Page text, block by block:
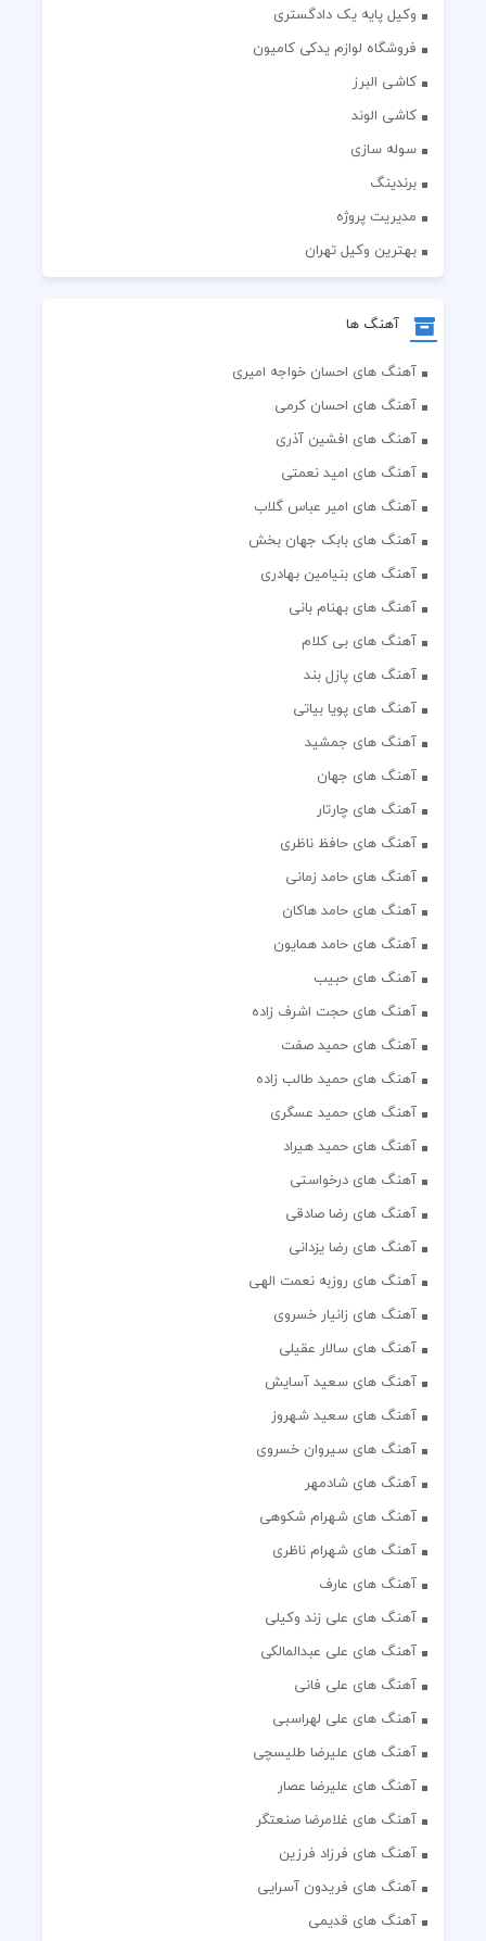
وکیل پایه یک دادگستری
فروشگاه لوازم یدکی کامیون
کاشی البرز
کاشی الوند
سوله سازی
برندینگ
مدیریت پروژه
بهترین وکیل تهران
آهنگ ها
آهنگ های احسان خواجه امیری
آهنگ های احسان کرمی
آهنگ های افشین آذری
آهنگ های امید نعمتی
آهنگ های امیر عباس گلاب
آهنگ های بابک جهان بخش
آهنگ های بنیامین بهادری
آهنگ های بهنام بانی
آهنگ های بی کلام
آهنگ های پازل بند
آهنگ های پویا بیاتی
آهنگ های جمشید
آهنگ های جهان
آهنگ های چارتار
آهنگ های حافظ ناظری
آهنگ های حامد زمانی
آهنگ های حامد هاکان
آهنگ های حامد همایون
آهنگ های حبیب
آهنگ های حجت اشرف زاده
آهنگ های حمید صفت
آهنگ های حمید طالب زاده
آهنگ های حمید عسگری
آهنگ های حمید هیراد
آهنگ های درخواستی
آهنگ های رضا صادقی
آهنگ های رضا یزدانی
آهنگ های روزبه نعمت الهی
آهنگ های زانیار خسروی
آهنگ های سالار عقیلی
آهنگ های سعید آسایش
آهنگ های سعید شهروز
آهنگ های سیروان خسروی
آهنگ های شادمهر
آهنگ های شهرام شکوهی
آهنگ های شهرام ناظری
آهنگ های عارف
آهنگ های علی زند وکیلی
آهنگ های علی عبدالمالکی
آهنگ های علی فانی
آهنگ های علی لهراسبی
آهنگ های علیرضا طلیسچی
آهنگ های علیرضا عصار
آهنگ های غلامرضا صنعتگر
آهنگ های فرزاد فرزین
آهنگ های فریدون آسرایی
آهنگ های قدیمی